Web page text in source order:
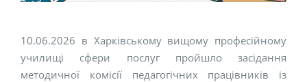
10.06.2026 в Харківському вищому професійному
училищі сфери послуг пройшло засідання
методичної комісії педагогічних працівників із